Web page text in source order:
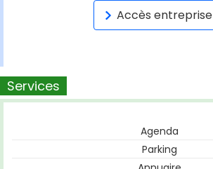
Accès entreprise
Services
Agenda
Parking